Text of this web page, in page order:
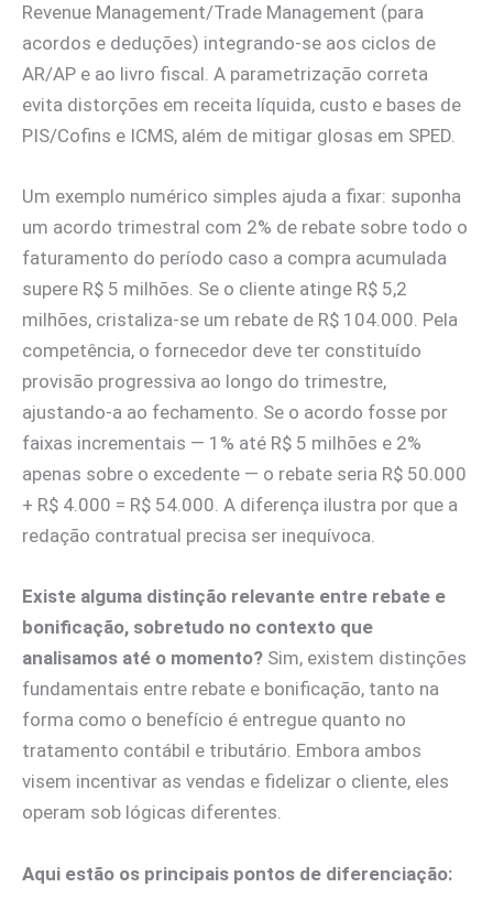
Revenue Management/Trade Management (para
acordos e deduções) integrando‑se aos ciclos de
AR/AP e ao livro fiscal. A parametrização correta
evita distorções em receita líquida, custo e bases de
PIS/Cofins e ICMS, além de mitigar glosas em SPED.
Um exemplo numérico simples ajuda a fixar: suponha
um acordo trimestral com 2% de rebate sobre todo o
faturamento do período caso a compra acumulada
supere R$ 5 milhões. Se o cliente atinge R$ 5,2
milhões, cristaliza‑se um rebate de R$ 104.000. Pela
competência, o fornecedor deve ter constituído
provisão progressiva ao longo do trimestre,
ajustando‑a ao fechamento. Se o acordo fosse por
faixas incrementais — 1% até R$ 5 milhões e 2%
apenas sobre o excedente — o rebate seria R$ 50.000
+ R$ 4.000 = R$ 54.000. A diferença ilustra por que a
redação contratual precisa ser inequívoca.
Existe alguma distinção relevante entre rebate e
bonificação, sobretudo no contexto que
analisamos até o momento? Sim, existem distinções
fundamentais entre rebate e bonificação, tanto na
forma como o benefício é entregue quanto no
tratamento contábil e tributário. Embora ambos
visem incentivar as vendas e fidelizar o cliente, eles
operam sob lógicas diferentes.
Aqui estão os principais pontos de diferenciação: